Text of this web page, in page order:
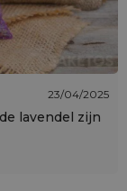
23/04/2025
lavendel zijn